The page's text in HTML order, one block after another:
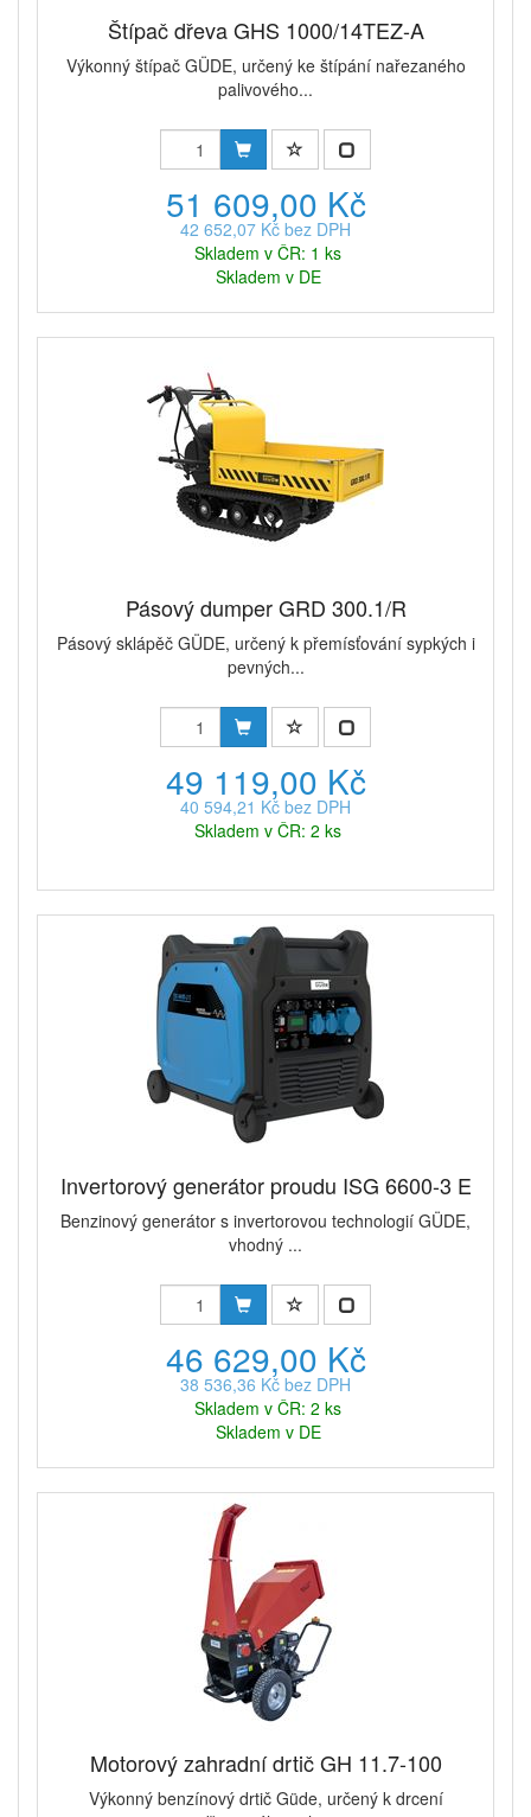
Štípač dřeva GHS 1000/14TEZ-A
Výkonný štípač GÜDE, určený ke štípání nařezaného
palivového...
51 609,00 Kč
42 652,07 Kč bez DPH
Skladem v ČR: 1 ks
Skladem v DE
Pásový dumper GRD 300.1/R
Pásový sklápěč GÜDE, určený k přemísťování sypkých i
pevných...
49 119,00 Kč
40 594,21 Kč bez DPH
Skladem v ČR: 2 ks
Invertorový generátor proudu ISG 6600-3 E
Benzinový generátor s invertorovou technologií GÜDE,
vhodný ...
46 629,00 Kč
38 536,36 Kč bez DPH
Skladem v ČR: 2 ks
Skladem v DE
Motorový zahradní drtič GH 11.7-100
Výkonný benzínový drtič Güde, určený k drcení